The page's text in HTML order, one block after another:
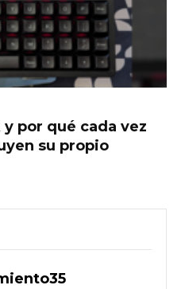
por qué cada vez
su propio